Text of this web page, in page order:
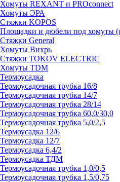
Хомуты REXANT и PROconnect
Хомуты ЭРА
Стяжки KOPOS
Площадки и дюбели под хомуты
Стяжки General
Хомуты Вихрь
Стяжки TOKOV ELECTRIC
Хомуты TDM
Термоусадка
Термоусадочная трубка 16/8
Термоусадочная трубка 14/7
Термоусадочная трубка 28/14
Термоусадочная трубка 60,0/30,0
Термоусадочная трубка 5,0/2,5
Термоусадка 12/6
Термоусадка 12/7
Термоусадка 6,4/2
Термоусадка ТДМ
Термоусадочная трубка 1,0/0,5
Термоусадочная трубка 1,5/0,75